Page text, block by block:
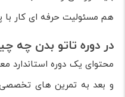
هم مسئولیت حرفه ای کار با
در دوره تاتو بدن چه
محتوای یک دوره استاندارد
و بعد به تمرین های